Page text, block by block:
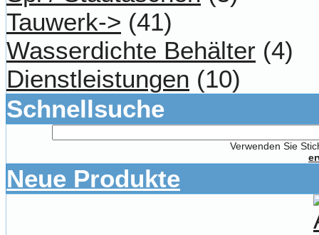
Tauwerk-> (41)
Wasserdichte Behälter (4)
Dienstleistungen (10)
Schnellsuche
Verwenden Sie
Neue Produkte